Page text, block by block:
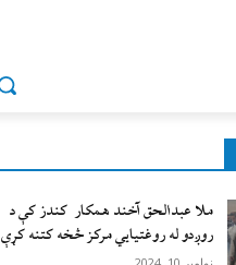
ملا عبدالحق آخند همکار کندز کې د
روږدو له روغتیایي مرکز څخه کتنه کړې